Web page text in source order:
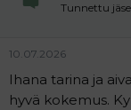
Tunnettu
10.07.2026
Ihana tarina ja
hyvä kokemus.